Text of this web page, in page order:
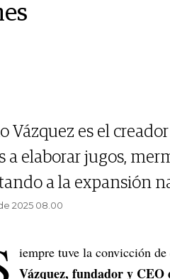
Vázquez es el
a elaborar jugos,
a la expansión
2025 08.00
iempre tuve la convicción
Vázquez, fundador y CEO